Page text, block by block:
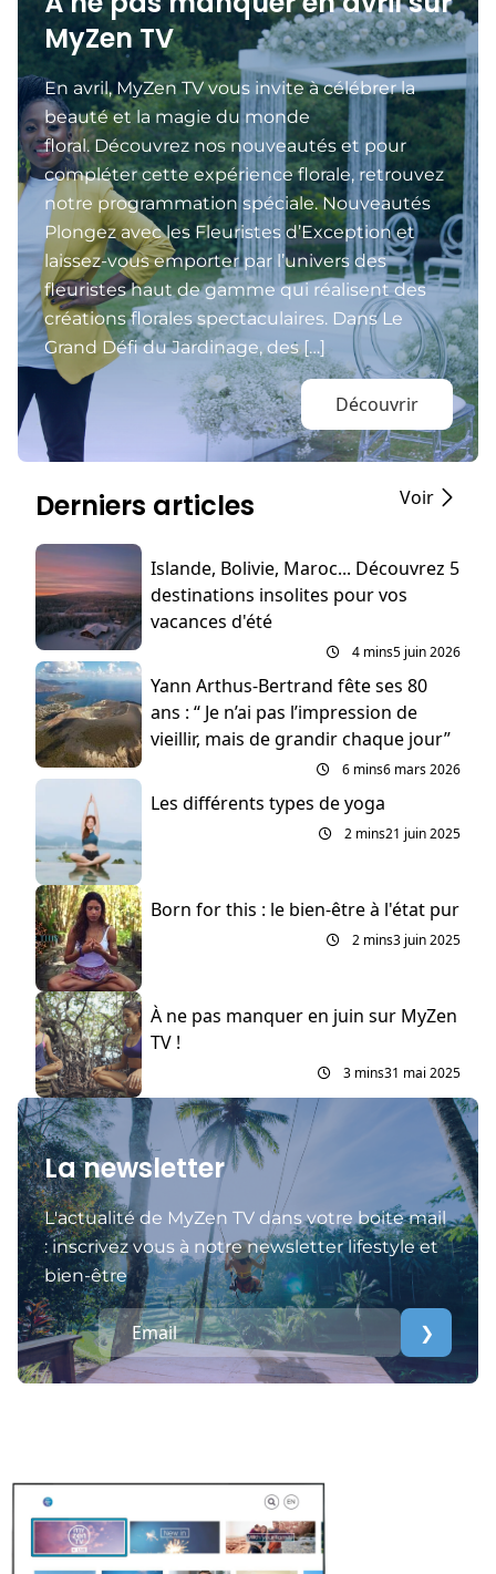
MyZen TV
En avril, MyZen TV vous invite à célébrer la
beauté et la magie du monde
floral. Découvrez nos nouveautés et pour
compléter cette expérience florale, retrouvez
notre programmation spéciale. Nouveautés
Plongez avec les Fleuristes d’Exception et
laissez-vous emporter par l’univers des
fleuristes haut de gamme qui réalisent des
créations florales spectaculaires. Dans Le
Grand Défi du Jardinage, des […]
Découvrir
Derniers articles Voir
Islande, Bolivie, Maroc... Découvrez 5
destinations insolites pour vos
vacances d'été
4 mins5 juin 2026
Yann Arthus-Bertrand fête ses 80
ans : “ Je n’ai pas l’impression de
vieillir, mais de grandir chaque jour”
6 mins6 mars 2026
Les différents types de yoga
2 mins21 juin 2025
Born for this : le bien-être à l'état pur
2 mins3 juin 2025
À ne pas manquer en juin sur MyZen
TV !
3 mins31 mai 2025
La newsletter
L'actualité de MyZen TV dans votre boite mail
: inscrivez vous à notre newsletter lifestyle et
bien-être
❯